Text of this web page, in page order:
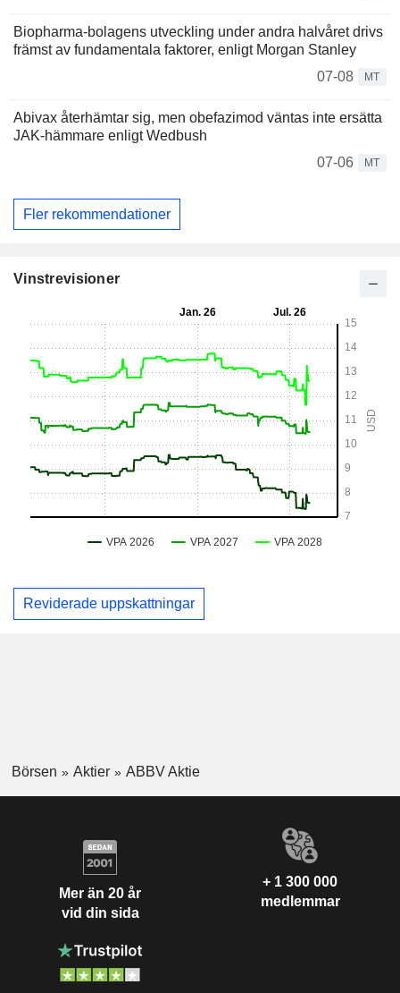
Biopharma-bolagens utveckling under andra halvåret drivs
främst av fundamentala faktorer, enligt Morgan Stanley
07-08
MT
Abivax återhämtar sig, men obefazimod väntas inte ersätta
JAK-hämmare enligt Wedbush
07-06
MT
Fler rekommendationer
Vinstrevisioner
Reviderade uppskattningar
Börsen Aktier ABBV Aktie
Mer än 20 år
vid din sida
+ 1 300 000
medlemmar